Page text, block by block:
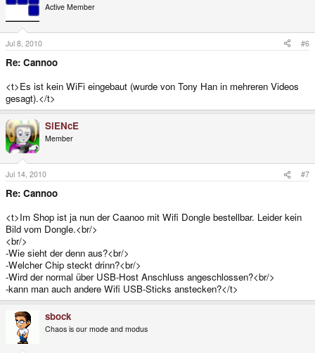
Active Member
Jul 8, 2010 #6
Re: Cannoo
<t>Es ist kein WiFi eingebaut (wurde von Tony Han in mehreren Videos
gesagt).</t>
SiENcE
Member
Jul 14, 2010 #7
Re: Cannoo
<t>Im Shop ist ja nun der Caanoo mit Wifi Dongle bestellbar. Leider kein
Bild vom Dongle.<br/>
<br/>
-Wie sieht der denn aus?<br/>
-Welcher Chip steckt drinn?<br/>
-Wird der normal über USB-Host Anschluss angeschlossen?<br/>
-kann man auch andere Wifi USB-Sticks anstecken?</t>
sbock
Chaos is our mode and modus